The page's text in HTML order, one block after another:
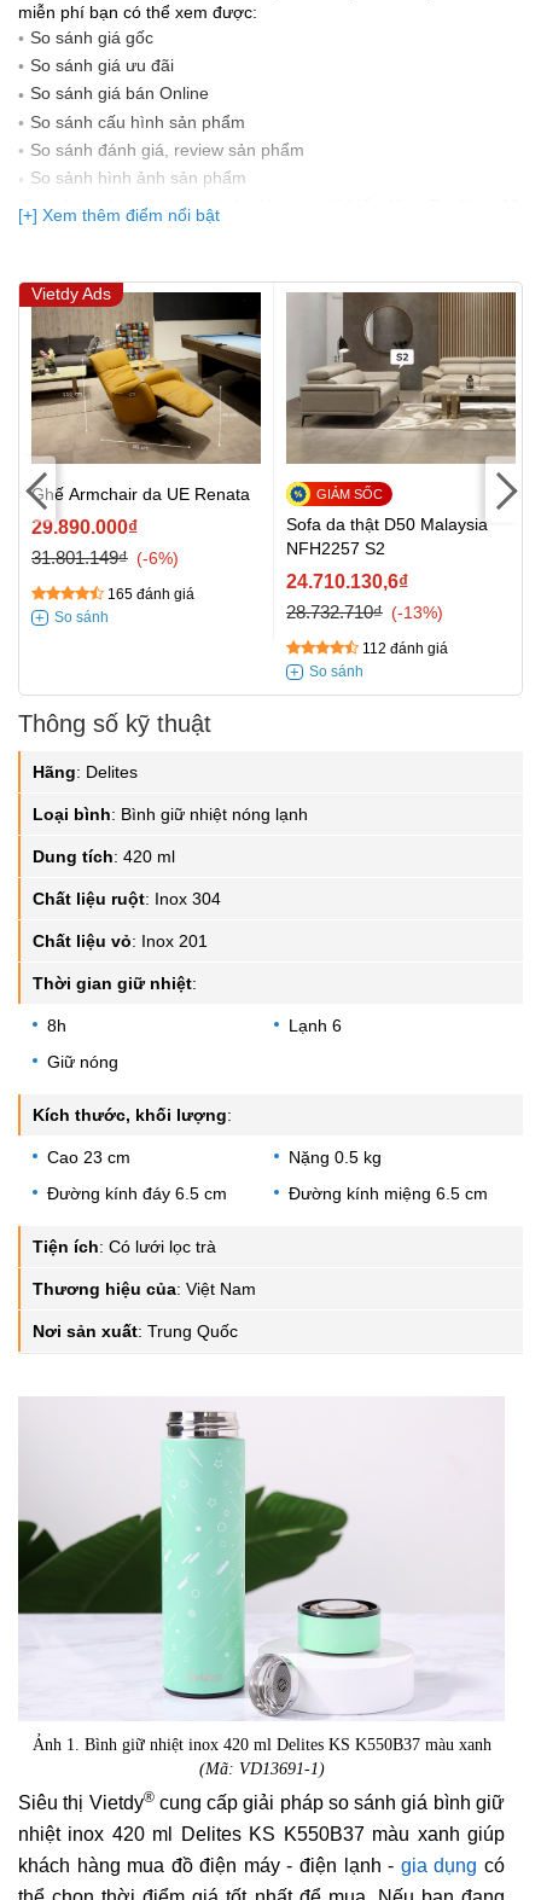
miễn phí bạn có thể xem được:
So sánh giá gốc
So sánh giá ưu đãi
So sánh giá bán Online
So sánh cấu hình sản phẩm
So sánh đánh giá, review sản phẩm
So sảnh hình ảnh sản phẩm
(Bạn đang được xem so sánh giá, xem giá biến động Realtime 10
lần cập nhật gần nhất)
[+] Xem thêm điểm nổi bật
Vietdy Ads
Ghế Armchair da UE Renata
29.890.000₫
31.801.149₫
-6%
165 đánh giá
Sofa da thật D50 Malaysia
NFH2257 S2
24.710.130,6₫
28.732.710₫
-13%
112 đánh giá
Thông số kỹ thuật
Hãng: Delites
Loại bình: Bình giữ nhiệt nóng lạnh
Dung tích: 420 ml
Chất liệu ruột: Inox 304
Chất liệu vỏ: Inox 201
Thời gian giữ nhiệt:
8h
Lạnh 6
Giữ nóng
Kích thước, khối lượng:
Cao 23 cm
Nặng 0.5 kg
Đường kính đáy 6.5 cm
Đường kính miệng 6.5 cm
Tiện ích: Có lưới lọc trà
Thương hiệu của: Việt Nam
Nơi sản xuất: Trung Quốc
Ảnh 1. Bình giữ nhiệt inox 420 ml Delites KS K550B37 màu xanh
(Mã: VD13691-1)
Siêu thị Vietdy®cung cấp giải pháp so sánh giá bình giữ
nhiệt inox 420 ml Delites KS K550B37 màu xanh giúp
khách hàng mua đồ điện máy - điện lạnh - gia dụng có